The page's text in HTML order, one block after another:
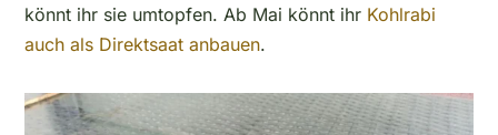
könnt ihr sie umtopfen. Ab Mai könnt ihr Kohlrabi
auch als Direktsaat anbauen.